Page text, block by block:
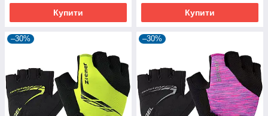
Купити Купити
–30% –30%